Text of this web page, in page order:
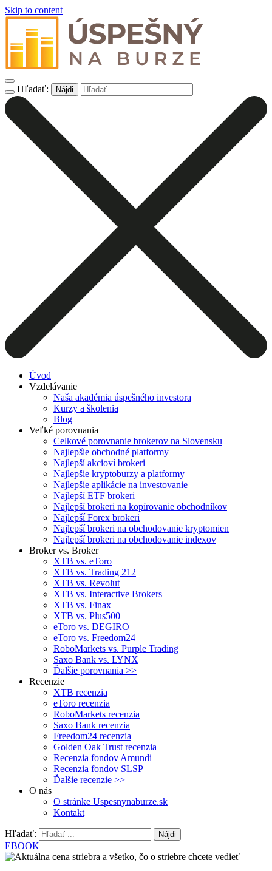
Skip to content
Hľadať:
Úvod
Vzdelávanie
Naša akadémia úspešného investora
Kurzy a školenia
Blog
Veľké porovnania
Celkové porovnanie brokerov na Slovensku
Najlepšie obchodné platformy
Najlepší akcioví brokeri
Najlepšie kryptoburzy a platformy
Najlepšie aplikácie na investovanie
Najlepší ETF brokeri
Najlepší brokeri na kopírovanie obchodníkov
Najlepší Forex brokeri
Najlepší brokeri na obchodovanie kryptomien
Najlepší brokeri na obchodovanie indexov
Broker vs. Broker
XTB vs. eToro
XTB vs. Trading 212
XTB vs. Revolut
XTB vs. Interactive Brokers
XTB vs. Finax
XTB vs. Plus500
eToro vs. DEGIRO
eToro vs. Freedom24
RoboMarkets vs. Purple Trading
Saxo Bank vs. LYNX
Ďalšie porovnania >>
Recenzie
XTB recenzia
eToro recenzia
RoboMarkets recenzia
Saxo Bank recenzia
Freedom24 recenzia
Golden Oak Trust recenzia
Recenzia fondov Amundi
Recenzia fondov SLSP
Ďalšie recenzie >>
O nás
O stránke Uspesnynaburze.sk
Kontakt
Hľadať:
EBOOK